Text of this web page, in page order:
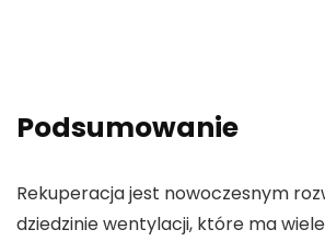
Podsumowanie
Rekuperacja jest nowoczesnym
dziedzinie wentylacji, które ma